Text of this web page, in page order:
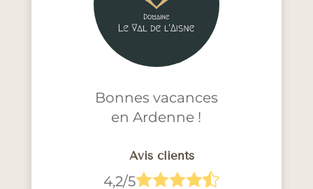
Bonnes vacances
en Ardenne !
Avis clients
4,2/5